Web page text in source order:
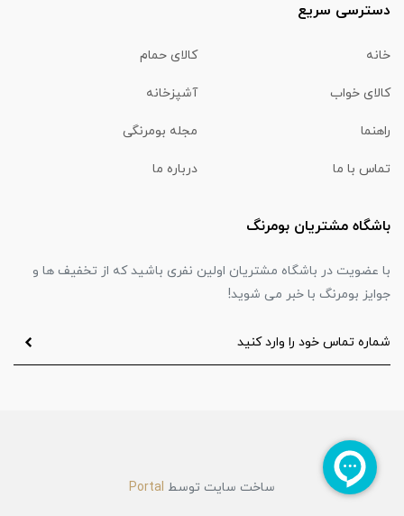
دسترسی سریع
خانه کالای حمام
کالای خواب آشپزخانه
راهنما مجله بومرنگی
تماس با ما درباره ما
باشگاه مشتریان بومرنگ
با عضویت در باشگاه مشتریان اولین نفری باشید که از تخفیف ها و
جوایز بومرنگ با خبر می شوید!
ساخت سایت توسط Portal